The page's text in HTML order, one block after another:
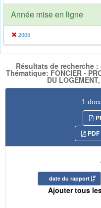
Année mise en ligne
2005
Résultats de recherche
Thématique: FONCIER -
DU
1
date du rapport
Ajouter tous